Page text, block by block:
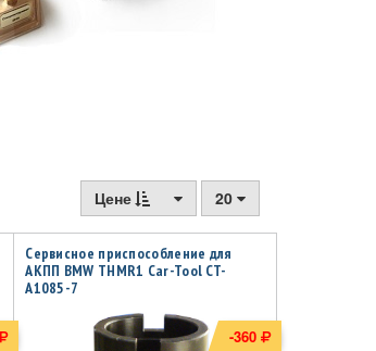
Цене 20
Сервисное приспособление для
АКПП BMW THMR1 Car-Tool CT-
A1085-7
-360